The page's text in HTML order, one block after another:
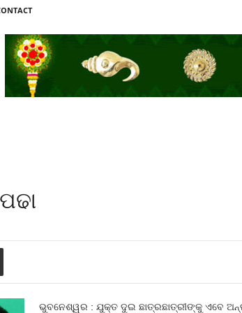
ଭୁବନେଶ୍ୱର : ଯୁକ୍ତ ଦୁଇ ଛାତ୍ରଛାତ୍ରୀଙ୍କୁ ଏବେ